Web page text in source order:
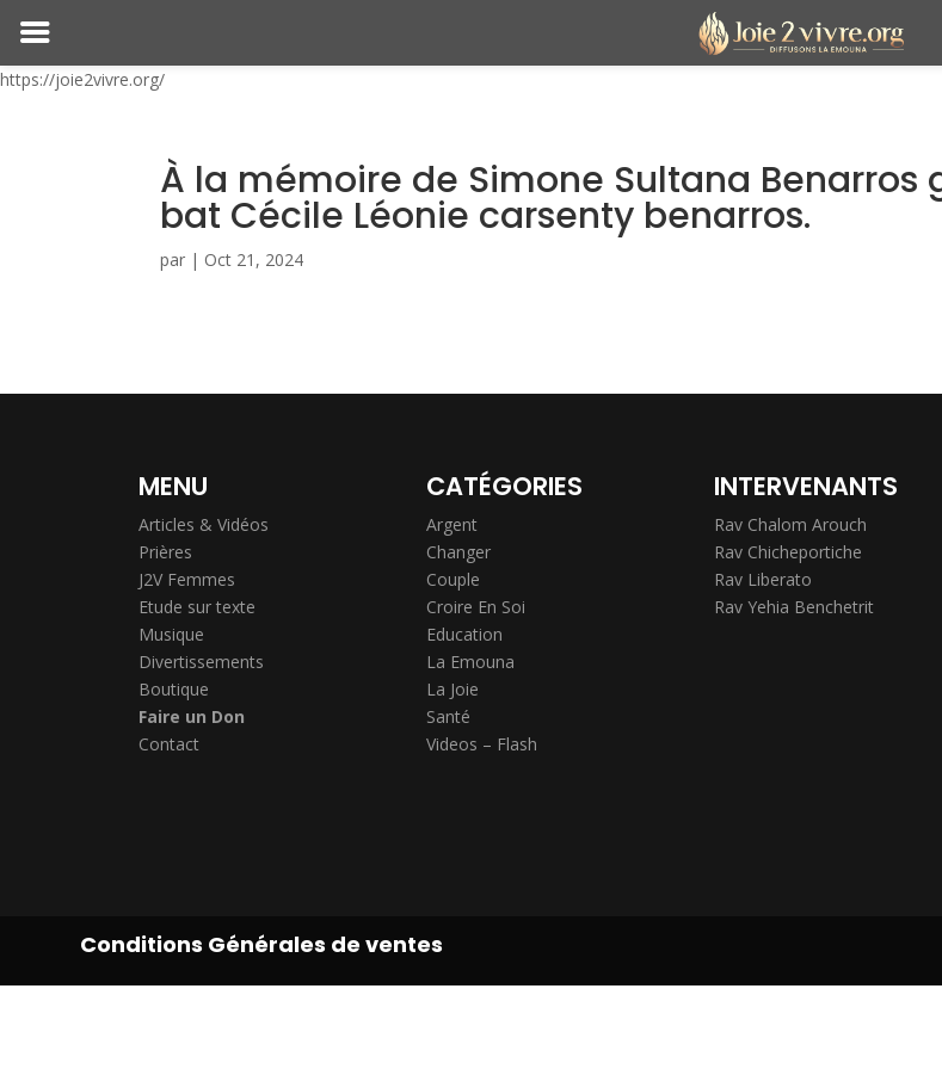
https://joie2vivre.org/
À la mémoire de Simone Sultana Benarros
bat Cécile Léonie carsenty benarros.
par | Oct 21, 2024
MENU
Articles & Vidéos
Prières
J2V Femmes
Etude sur texte
Musique
Divertissements
Boutique
Faire un Don
Contact
CATÉGORIES
Argent
Changer
Couple
Croire En Soi
Education
La Emouna
La Joie
Santé
Videos – Flash
INTERVENANTS
Rav Chalom Arouch
Rav Chicheportiche
Rav Liberato
Rav Yehia Benchetrit
Conditions Générales de ventes